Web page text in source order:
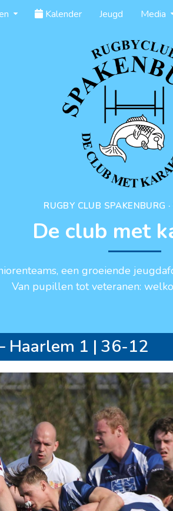
Kalender Jeugd Media
RUGBY CLUB SPAKENBURG
De club met
een groeiende
Van pupillen tot veteranen:
Haarlem 1 | 36-12